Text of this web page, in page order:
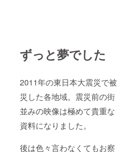
ずっと夢でした
2011年の東日本大震災で被
災した各地域。震災前の街
並みの映像は極めて貴重な
資料になりました。
後は色々言わなくてもお察